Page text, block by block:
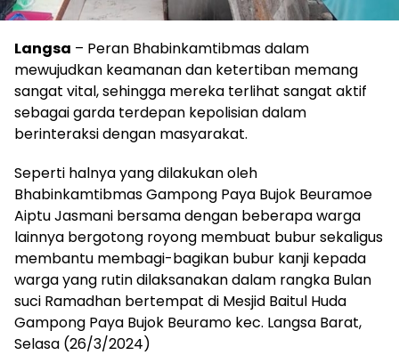
Langsa – Peran Bhabinkamtibmas dalam
mewujudkan keamanan dan ketertiban memang
sangat vital, sehingga mereka terlihat sangat aktif
sebagai garda terdepan kepolisian dalam
berinteraksi dengan masyarakat.
Seperti halnya yang dilakukan oleh
Bhabinkamtibmas Gampong Paya Bujok Beuramoe
Aiptu Jasmani bersama dengan beberapa warga
lainnya bergotong royong membuat bubur sekaligus
membantu membagi-bagikan bubur kanji kepada
warga yang rutin dilaksanakan dalam rangka Bulan
suci Ramadhan bertempat di Mesjid Baitul Huda
Gampong Paya Bujok Beuramo kec. Langsa Barat,
Selasa (26/3/2024)